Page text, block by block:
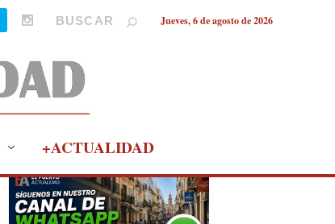
Jueves, 6 de agosto de 2026
+ACTUALIDAD
PUBLICIDAD